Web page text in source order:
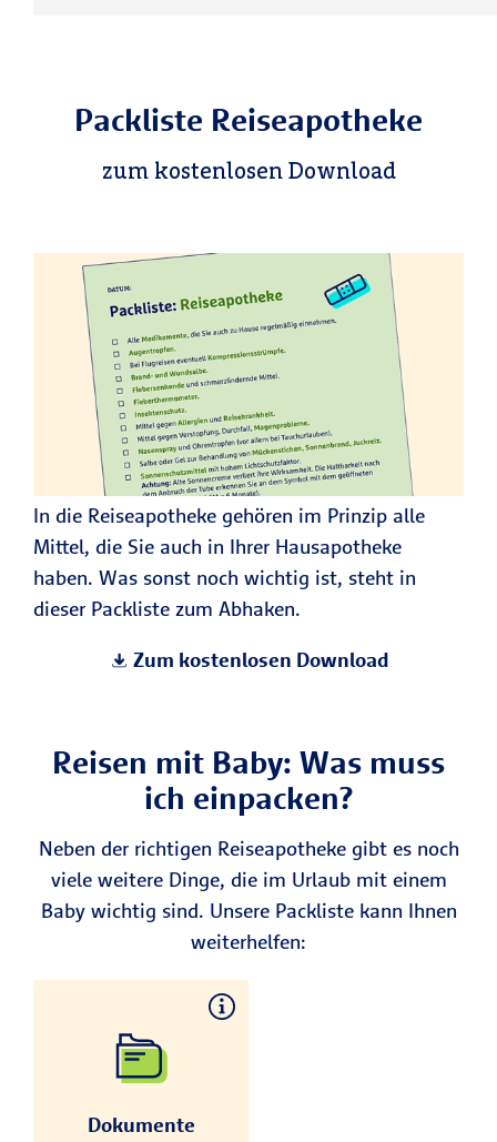
Packliste Reiseapotheke
zum kostenlosen Download
In die Reiseapotheke gehören im Prinzip alle
Mittel, die Sie auch in Ihrer Hausapotheke
haben. Was sonst noch wichtig ist, steht in
dieser Packliste zum Abhaken.
Zum kostenlosen Download
Reisen mit Baby: Was muss
ich einpacken?
Neben der richtigen Reiseapotheke gibt es noch
viele weitere Dinge, die im Urlaub mit einem
Baby wichtig sind. Unsere Packliste kann Ihnen
weiterhelfen:
Dokumente
Dokumente
Kinder-Reisepass
anderes Land),